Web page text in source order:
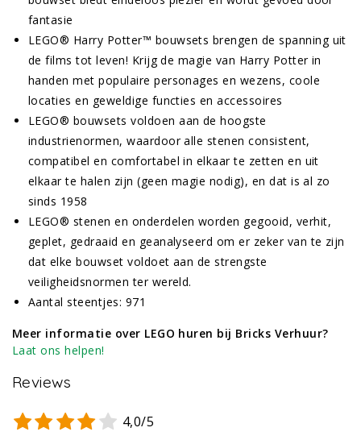
fantasie
LEGO® Harry Potter™ bouwsets brengen de spanning uit
de films tot leven! Krijg de magie van Harry Potter in
handen met populaire personages en wezens, coole
locaties en geweldige functies en accessoires
LEGO® bouwsets voldoen aan de hoogste
industrienormen, waardoor alle stenen consistent,
compatibel en comfortabel in elkaar te zetten en uit
elkaar te halen zijn (geen magie nodig), en dat is al zo
sinds 1958
LEGO® stenen en onderdelen worden gegooid, verhit,
geplet, gedraaid en geanalyseerd om er zeker van te zijn
dat elke bouwset voldoet aan de strengste
veiligheidsnormen ter wereld.
Aantal steentjes: 971
Meer informatie over LEGO huren bij Bricks Verhuur?
Laat ons helpen!
Reviews
4,0/5